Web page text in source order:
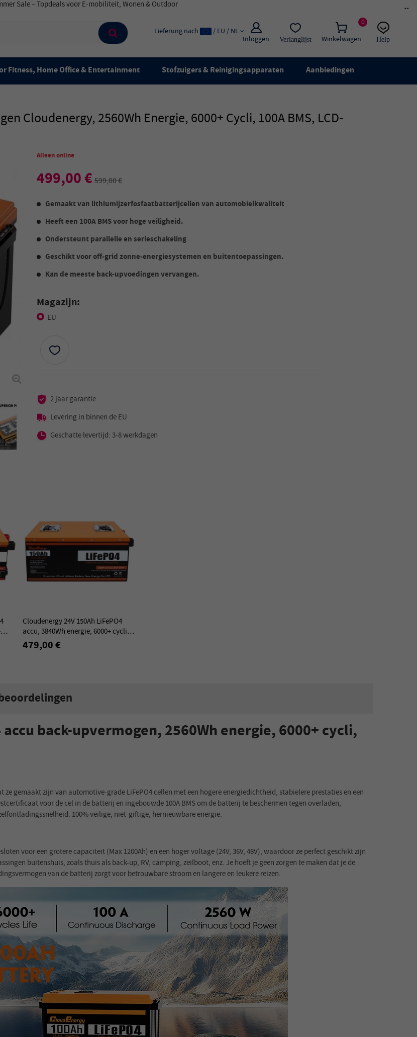
×
0
Winkelwagen
Inloggen Verlanglijst
Lieferung nach / EU / NL
Help
Live chat
Fitness, Home Office & Entertainment Stofzuigers & Reinigingsapparaten Aanbiedingen
Cloudenergy, 2560Wh Energie, 6000+ Cycli, 100A BMS, LCD-
Alleen online
499,00 €599,00 €
Gemaakt van lithiumijzerfosfaatbatterijcellen van automobielkwaliteit
Heeft een 100A BMS voor hoge veiligheid.
Ondersteunt parallelle en serieschakeling
Geschikt voor off-grid zonne-energiesystemen en buitentoepassingen.
Kan de meeste back-upvoedingen vervangen.
Magazijn:
EU
2 jaar garantie
Levering in binnen de EU
Geschatte levertijd: 3-8 werkdagen
Cloudenergy 24V 150Ah LiFePO4
accu, 3840Wh energie, 6000+ cycli,
ingebouwd 100A BMS
479,00 €
back-upvermogen, 2560Wh energie, 6000+ cycli,
gemaakt zijn van automotive-grade LiFePO4 cellen met een hogere energiedichtheid, stabielere prestaties en een
voor de cel in de batterij en ingebouwde 100A BMS om de batterij te beschermen tegen overladen,
100% veilige, niet-giftige, hernieuwbare energie.
voor een grotere capaciteit (Max 1200Ah) en een hoger voltage (24V, 36V, 48V), waardoor ze perfect geschikt zijn
buitenshuis, zoals thuis als back-up, RV, camping, zeilboot, enz. Je hoeft je geen zorgen te maken dat je de
van de batterij zorgt voor betrouwbare stroom en langere en leukere reizen.